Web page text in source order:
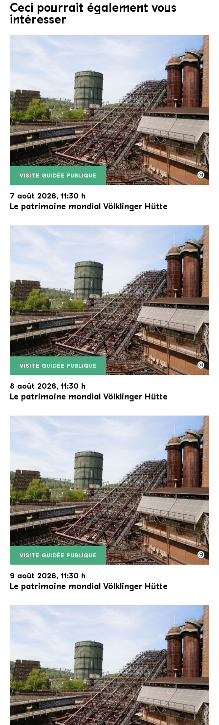
Ceci pourrait également vous
intéresser
VISITE GUIDÉE PUBLIQUE
Le monte-charge incliné de la Völklinger Hütte
Copyright: Weltkulturerbe Völklinger Hütte | Karl
©
7 août 2026, 11:30 h
Le patrimoine mondial Völklinger Hütte
VISITE GUIDÉE PUBLIQUE
Le monte-charge incliné de la Völklinger Hütte
Copyright: Weltkulturerbe Völklinger Hütte | Karl
©
8 août 2026, 11:30 h
Le patrimoine mondial Völklinger Hütte
VISITE GUIDÉE PUBLIQUE
Le monte-charge incliné de la Völklinger Hütte
Copyright: Weltkulturerbe Völklinger Hütte | Karl
©
9 août 2026, 11:30 h
Le patrimoine mondial Völklinger Hütte